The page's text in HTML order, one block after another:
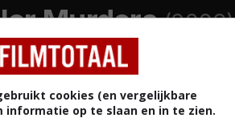
Murders (2006)
cookies (en vergelijkbare
informatie op te slaan en in te zien.